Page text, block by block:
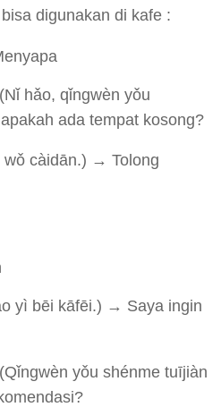
digunakan di kafe :
hǎo, qǐngwèn yǒu
ada tempat kosong?
wǒ càidān.) → Tolong
yì bēi kāfēi.) → Saya ingin
yǒu shénme tuījiàn